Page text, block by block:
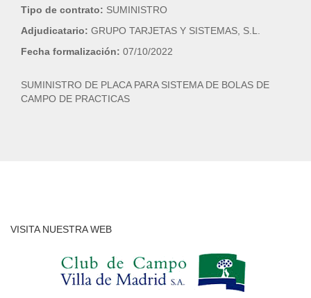
Tipo de contrato: SUMINISTRO
Adjudicatario: GRUPO TARJETAS Y SISTEMAS, S.L.
Fecha formalización: 07/10/2022
SUMINISTRO DE PLACA PARA SISTEMA DE BOLAS DE
CAMPO DE PRACTICAS
VISITA NUESTRA WEB